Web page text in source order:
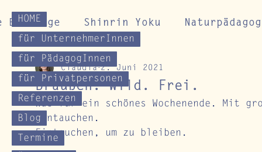
HOME
für UnternehmerInnen
für PädagogInnen
für Privatpersonen
Referenzen
Blog
Termine
Beiträge Shinrin Yoku
Gesundheitskurse Impulse für
Draußen. Wild. Frei.
Claudia 2. Juni 2021
Was für ein schönes Wochenende. Mit
eintauchen.
Eintauchen, um zu bleiben.